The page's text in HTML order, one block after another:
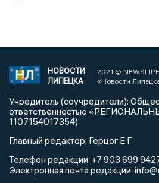
НОВОСТИ
ЛИПЕЦКА
2021 ©
«Новости
Учредитель (соучредители):
ответственностью
1107154017354)
Главный редактор: Герцог Е.Г.
Телефон редакции: +7 903 699
Электронная почта редакции: